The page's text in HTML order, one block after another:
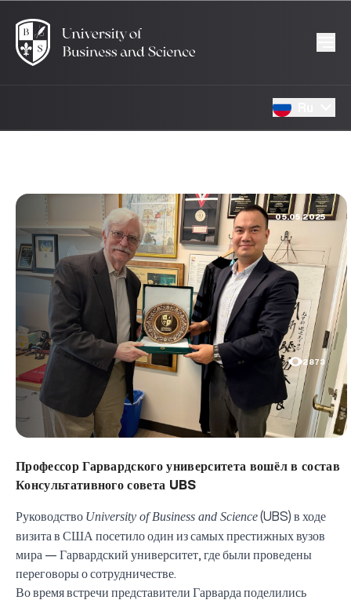
05.05.2025
2873
Профессор Гарвардского университета вошёл в состав
Консультативного совета UBS
Руководство University of Business and Science(UBS) в ходе
визита в США посетило один из самых престижных вузов
мира — Гарвардский университет, где были проведены
переговоры о сотрудничестве.
Во время встречи представители Гарварда поделились